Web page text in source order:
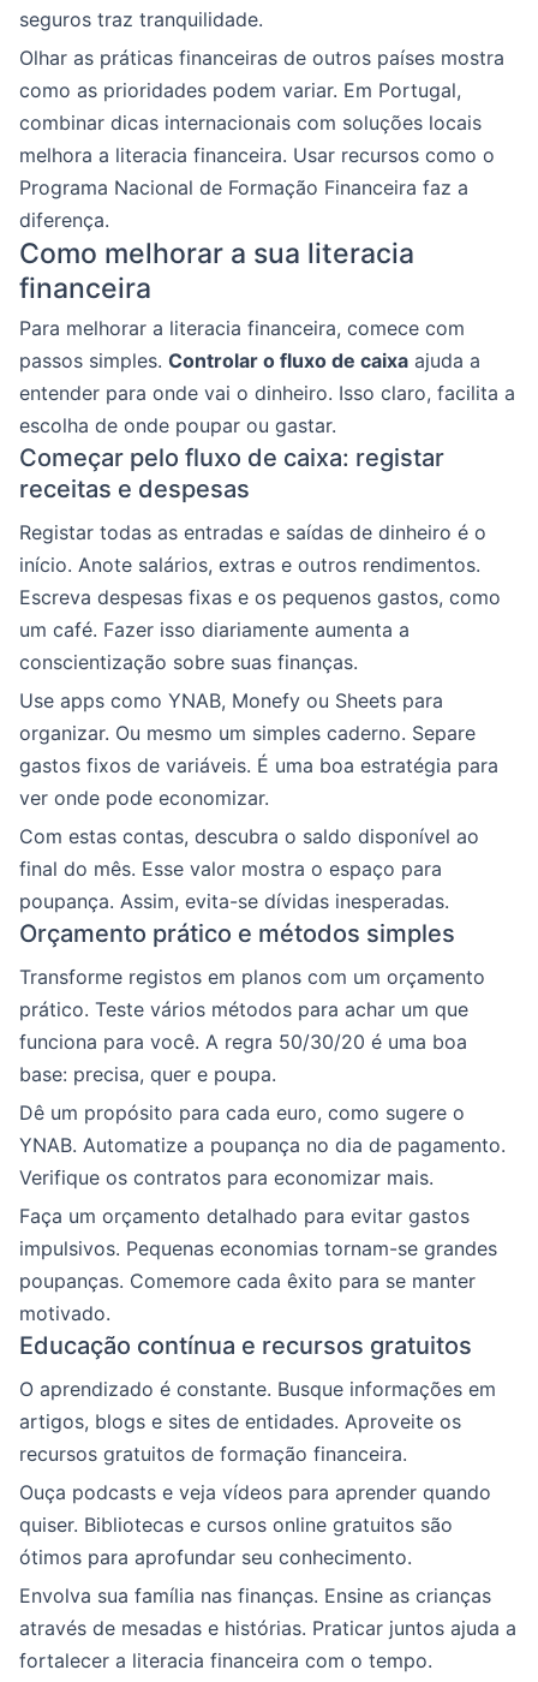
seguros traz tranquilidade.
Olhar as práticas financeiras de outros países mostra
como as prioridades podem variar. Em Portugal,
combinar dicas internacionais com soluções locais
melhora a literacia financeira. Usar recursos como o
Programa Nacional de Formação Financeira faz a
diferença.
Como melhorar a sua literacia
financeira
Para melhorar a literacia financeira, comece com
passos simples. Controlar o fluxo de caixa ajuda a
entender para onde vai o dinheiro. Isso claro, facilita a
escolha de onde poupar ou gastar.
Começar pelo fluxo de caixa: registar
receitas e despesas
Registar todas as entradas e saídas de dinheiro é o
início. Anote salários, extras e outros rendimentos.
Escreva despesas fixas e os pequenos gastos, como
um café. Fazer isso diariamente aumenta a
conscientização sobre suas finanças.
Use apps como YNAB, Monefy ou Sheets para
organizar. Ou mesmo um simples caderno. Separe
gastos fixos de variáveis. É uma boa estratégia para
ver onde pode economizar.
Com estas contas, descubra o saldo disponível ao
final do mês. Esse valor mostra o espaço para
poupança. Assim, evita-se dívidas inesperadas.
Orçamento prático e métodos simples
Transforme registos em planos com um orçamento
prático. Teste vários métodos para achar um que
funciona para você. A regra 50/30/20 é uma boa
base: precisa, quer e poupa.
Dê um propósito para cada euro, como sugere o
YNAB. Automatize a poupança no dia de pagamento.
Verifique os contratos para economizar mais.
Faça um orçamento detalhado para evitar gastos
impulsivos. Pequenas economias tornam-se grandes
poupanças. Comemore cada êxito para se manter
motivado.
Educação contínua e recursos gratuitos
O aprendizado é constante. Busque informações em
artigos, blogs e sites de entidades. Aproveite os
recursos gratuitos de formação financeira.
Ouça podcasts e veja vídeos para aprender quando
quiser. Bibliotecas e cursos online gratuitos são
ótimos para aprofundar seu conhecimento.
Envolva sua família nas finanças. Ensine as crianças
através de mesadas e histórias. Praticar juntos ajuda a
fortalecer a literacia financeira com o tempo.